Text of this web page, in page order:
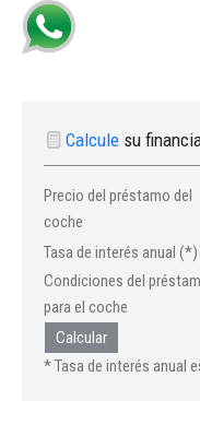
Calcule su
Precio del préstamo del
coche
Tasa de interés anual (*)
Condiciones del
para el coche
Calcular
* Tasa de interés anual